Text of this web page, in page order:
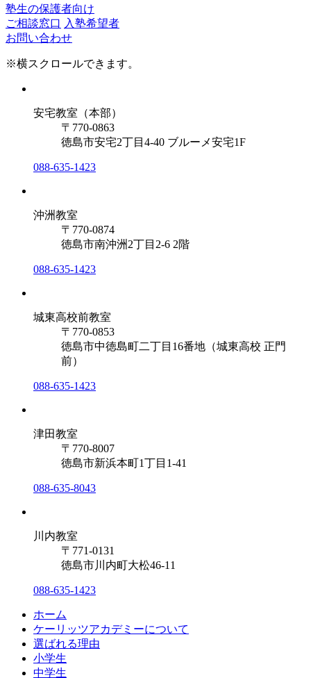
塾生の保護者向け
ご相談窓口 入塾希望者
お問い合わせ
※横スクロールできます。
安宅教室（本部）
〒770-0863
徳島市安宅2丁目4-40 ブルーメ安宅1F
088-635-1423
沖洲教室
〒770-0874
徳島市南沖洲2丁目2-6 2階
088-635-1423
城東高校前教室
〒770-0853
徳島市中徳島町二丁目16番地（城東高校 正門
前）
088-635-1423
津田教室
〒770-8007
徳島市新浜本町1丁目1-41
088-635-8043
川内教室
〒771-0131
徳島市川内町大松46-11
088-635-1423
ホーム
ケーリッツアカデミーについて
選ばれる理由
小学生
中学生